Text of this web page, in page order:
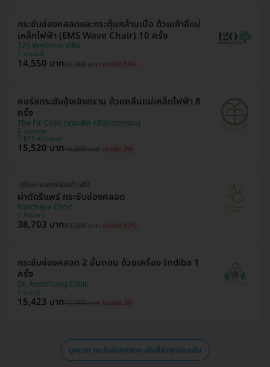
กระชับช่องคลอดและกระตุ้นกล้ามเนื้อ ด้วยเก้าอี้แม่
เหล็กไฟฟ้า (EMS Wave Chair) 10 ครั้ง
120 Wellness Villa
ปทุมธานี
14,550 บาท35,000 บาท ประหยัด 58%
คอร์สกระชับอุ้งเชิงกราน ด้วยคลื่นแม่เหล็กไฟฟ้า 8
ครั้ง
The Fit Clinic (เดอะฟิต คลินิกเวชกรรม)
คลองเตย
BTS พร้อมพงษ์
15,520 บาท16,000 บาท ประหยัด 3%
ปรึกษาแพทย์ก่อนทำ ฟรี!
ผ่าตัดรีแพร์ กระชับช่องคลอด
Natchaya Clinic
คันนายาว
38,703 บาท80,000 บาท ประหยัด 52%
กระชับช่องคลอด 2 ขั้นตอน ด้วยเครื่อง Indiba 1
ครั้ง
Dr. Aomthong Clinic
นนทบุรี
15,423 บาท15,900 บาท ประหยัด 3%
ดูหมวด กระชับช่องคลอด ปรับสีผิวจุดซ่อนเร้น